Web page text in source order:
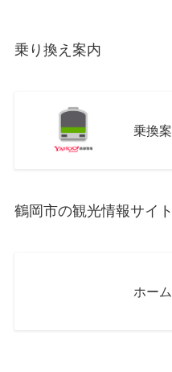
乗り換え案内
乗換
鶴岡市の観光情報サイト
ホー